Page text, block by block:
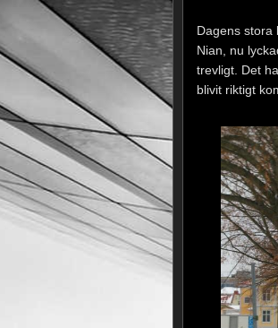
Dagens stora
Nian, nu
trevligt. Det
blivit riktigt